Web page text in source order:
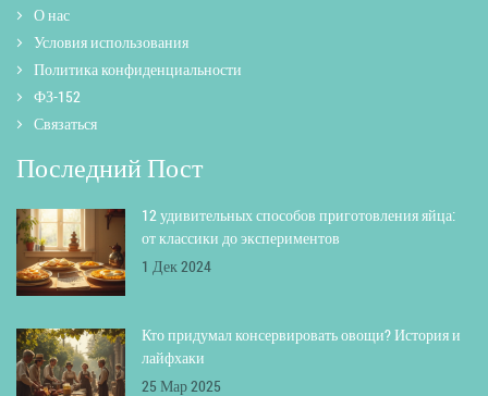
О нас
Условия использования
Политика конфиденциальности
ФЗ-152
Связаться
Последний Пост
12 удивительных способов приготовления яйца:
от классики до экспериментов
1 Дек 2024
Кто придумал консервировать овощи? История и
лайфхаки
25 Мар 2025